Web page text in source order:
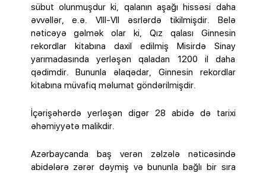
sübut olunmuşdur ki, qalanın aşağı hissəsi daha
əvvəllər, e.ə. VIII-VII əsrlərdə tikilmişdir. Belə
nəticəyə gəlmək olar ki, Qız qalası Ginnesin
rekordlar kitabına daxil edilmiş Misirdə Sinay
yarımadasında yerləşən qaladan 1200 il daha
qədimdir. Bununla əlaqədar, Ginnesin rekordlar
kitabına müvafiq məlumat göndərilmişdir.
İçərişəhərdə yerləşən digər 28 abidə də tarixi
əhəmiyyətə malikdir.
Azərbaycanda baş verən zəlzələ nəticəsində
abidələrə zərər dəymiş və bununla bağlı bir sıra